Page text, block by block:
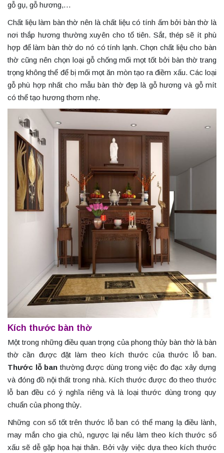
gỗ gụ, gỗ hương,…
Chất liệu làm bàn thờ nên là chất liệu có tính ấm bởi bàn thờ là
nơi thắp hương thường xuyên cho tổ tiên. Sắt, thép sẽ ít phù
hợp để làm bàn thờ do nó có tính lạnh. Chọn chất liệu cho bàn
thờ cũng nên chọn loại gỗ chống mối mọt tốt bởi bàn thờ trang
trọng không thể để bị mối mọt ăn mòn tạo ra điềm xấu. Các loại
gỗ phù hợp nhất cho mẫu bàn thờ đẹp là gỗ hương và gỗ mít
có thể tạo hương thơm nhẹ.
Kích thước bàn thờ
Một trong những điều quan trọng của phong thủy bàn thờ là bàn
thờ cần được đặt làm theo kích thước của thước lỗ ban.
Thước lỗ ban thường được dùng trong việc đo đạc xây dựng
và đóng đồ nội thất trong nhà. Kích thước được đo theo thước
lỗ ban đều có ý nghĩa riêng và là loại thước dùng trong quy
chuẩn của phong thủy.
Những con số tốt trên thước lỗ ban có thể mang lạ điều lành,
may mắn cho gia chủ, ngược lại nếu làm theo kích thước số
xấu sẽ dễ gặp họa hại thân. Bởi vậy việc dựa theo kích thước